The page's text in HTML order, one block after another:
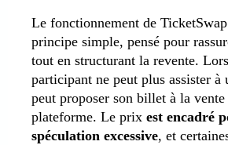
Le fonctionnement de
principe simple, pensé pour
tout en structurant la revente.
participant ne peut plus assister à
peut proposer son billet à la vente
plateforme. Le prix est encadré
spéculation excessive, et